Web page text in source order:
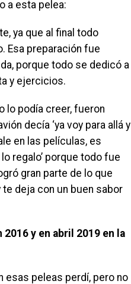
a esta pelea:
ya que al final todo
Esa preparación fue
porque todo se dedicó a
y ejercicios.
lo podía creer, fueron
decía ‘ya voy para allá y
en las películas, es
regalo’ porque todo fue
gran parte de lo que
te deja con un buen sabor
2016 y en abril 2019 en la
esas peleas perdí, pero no